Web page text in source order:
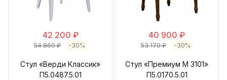
42 200 ₽
54 860 ₽ -30%
Стул «Верди Классик»
П5.0487.5.01
40 900 ₽
53 170 ₽ -30%
Стул «Премиум М 3101»
П5.0170.5.01